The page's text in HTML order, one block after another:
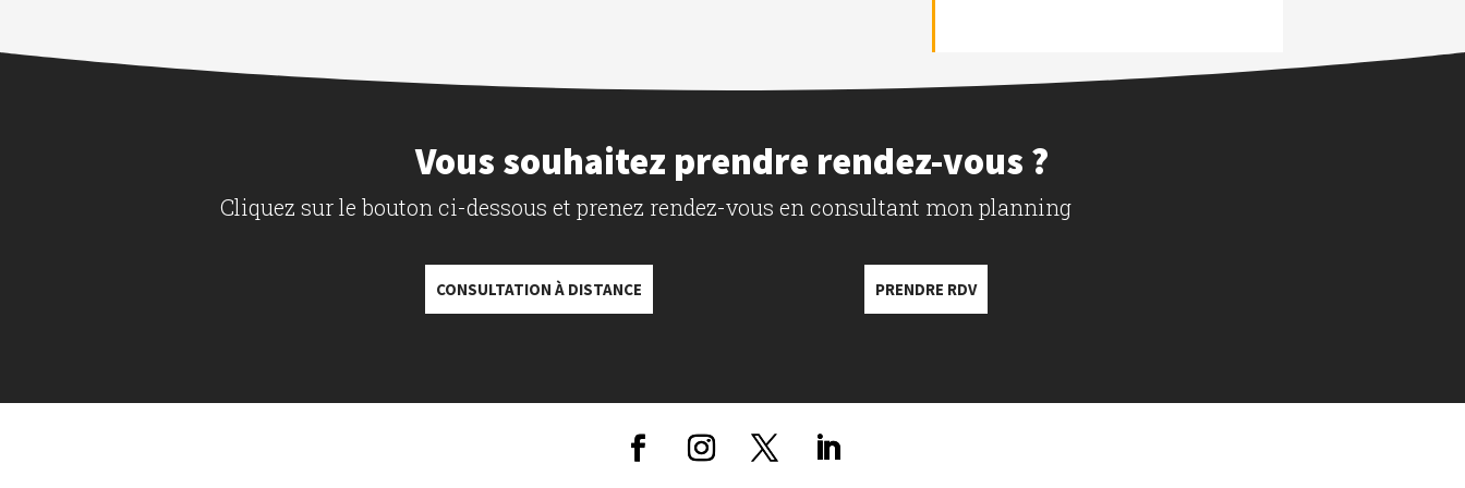
Vous souhaitez prendre rendez-vous ?
Cliquez sur le bouton ci-dessous et prenez rendez-vous en consultant mon planning
CONSULTATION À DISTANCE PRENDRE RDV